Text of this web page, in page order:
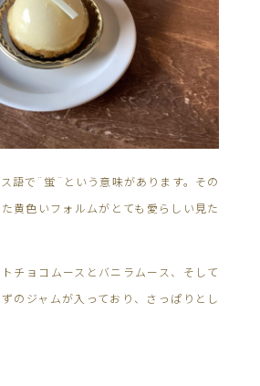
語で¨蛍¨という意味があります。その
黄色いフォルムがとても愛らしい見た
チョコムースとバニラムース、そして
のジャムが入っており、さっぱりとし